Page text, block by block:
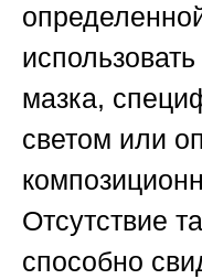
мазка,
светом или
Отсутствие
способно